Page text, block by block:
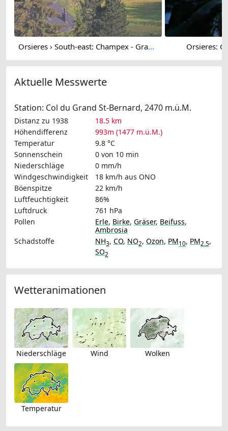
Orsieres › South-east: Champex - Grand Combin Orsieres:
Aktuelle Messwerte
Station: Col du Grand St-Bernard, 2470 m.ü.M.
Distanz zu 1938
18.5 km
Höhendifferenz
993m (1477 m.ü.M.)
Temperatur
9.8 °C
Sonnenschein
0 von 10 min
Niederschläge
0 mm/h
Windgeschwindigkeit
18 km/h aus ONO
Böenspitze
22 km/h
Luftfeuchtigkeit
86%
Luftdruck
761 hPa
Pollen
Erle, Birke, Gräser, Beifuss,
Ambrosia
Schadstoffe
NH3, CO, NO2, Ozon, PM10, PM2.5,
SO2
Wetteranimationen
Niederschläge Wind Wolken
Temperatur